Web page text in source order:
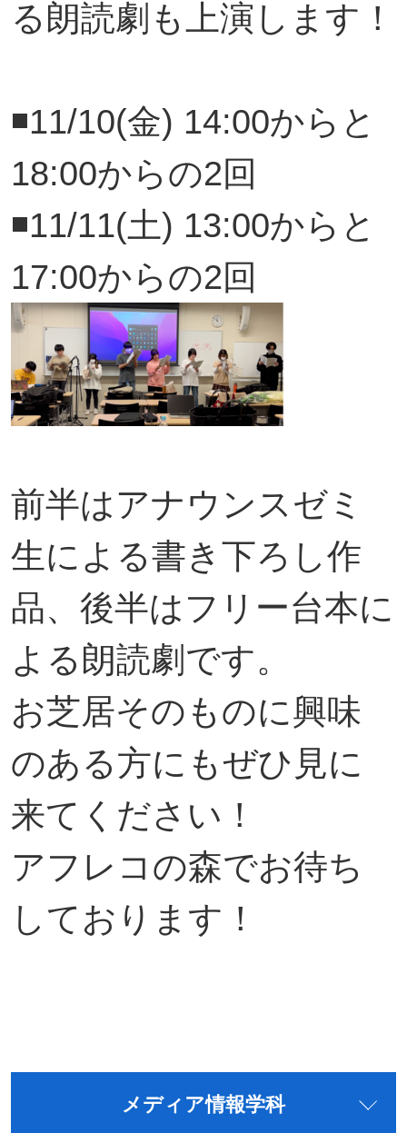
る朗読劇も上演します！
◾️11/10(金) 14:00からと
18:00からの2回
◾️11/11(土) 13:00からと
17:00からの2回
前半はアナウンスゼミ
生による書き下ろし作
品、後半はフリー台本に
よる朗読劇です。
お芝居そのものに興味
のある方にもぜひ見に
来てください！
アフレコの森でお待ち
しております！
メディア情報学科